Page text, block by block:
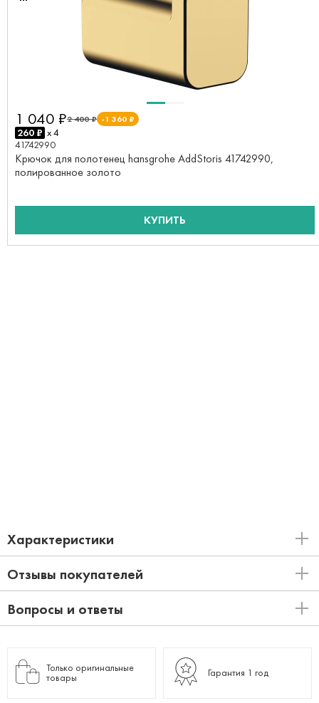
2 400 ₽ -1 360 ₽
1 040 ₽
260 ₽ x 4
41742990
Крючок для полотенец hansgrohe AddStoris 41742990,
полированное золото
КУПИТЬ
Характеристики
Отзывы покупателей
Вопросы и ответы
Только оригинальные
товары
Гарантия 1 год